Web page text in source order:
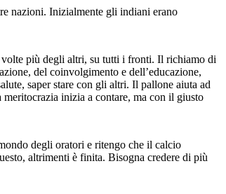
nazioni. Inizialmente gli indiani erano
volte più degli altri, su tutti i fronti. Il richiamo di
del coinvolgimento e dell’educazione,
saper stare con gli altri. Il pallone aiuta ad
inizia a contare, ma con il giusto
degli oratori e ritengo che il calcio
altrimenti è finita. Bisogna credere di più